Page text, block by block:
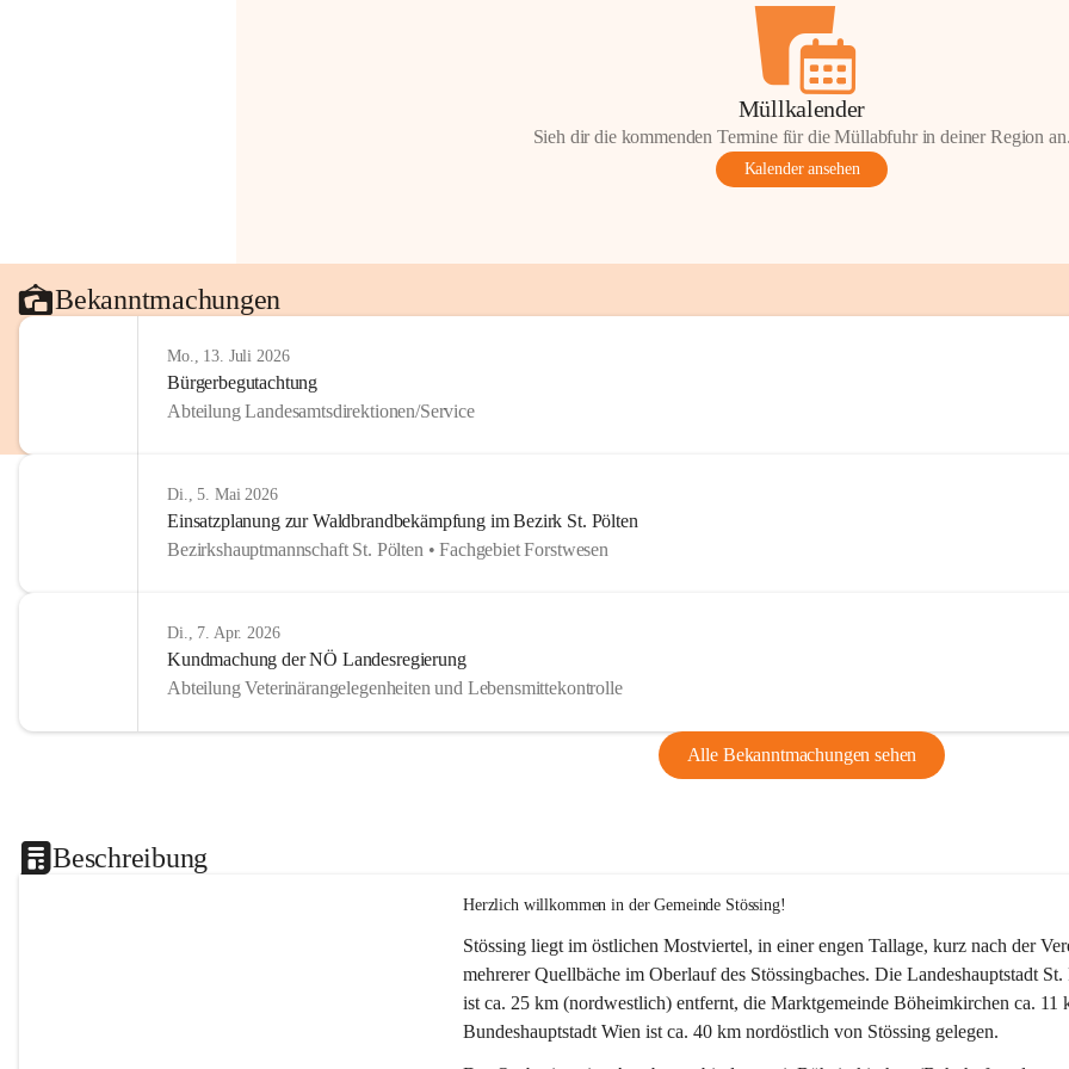
Müllkalender
Sieh dir die kommenden Termine für die Müllabfuhr in deiner Region
Kalender ansehen
Bekanntmachungen
Mo., 13. Juli 2026
Bürgerbegutachtung
Abteilung Landesamtsdirektionen/Service
Di., 5. Mai 2026
Einsatzplanung zur Waldbrandbekämpfung im Bezirk St. Pölten
Bezirkshauptmannschaft St. Pölten • Fachgebiet Forstwesen
Di., 7. Apr. 2026
Kundmachung der NÖ Landesregierung
Abteilung Veterinärangelegenheiten und Lebensmittekontrolle
Alle Bekanntmachungen sehen
Beschreibung
Herzlich willkommen in der Gemeinde Stössing!
Stössing liegt im östlichen Mostviertel, in einer engen Tallage, kurz nach der
mehrerer Quellbäche im Oberlauf des Stössingbaches. Die Landeshauptstadt
ist ca. 25 km (nordwestlich) entfernt, die Marktgemeinde Böheimkirchen ca.
Bundeshauptstadt Wien ist ca. 40 km nordöstlich von Stössing gelegen.